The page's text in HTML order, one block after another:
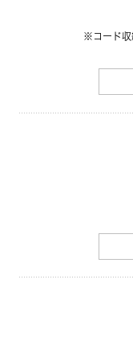
※コード収